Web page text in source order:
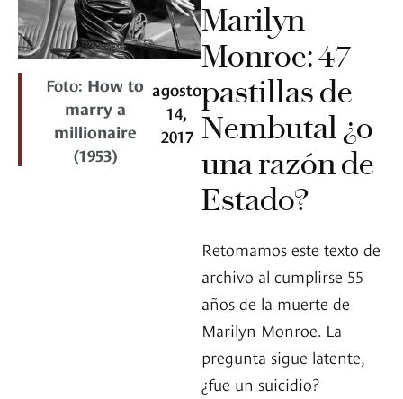
Foto: How to
marry a
millionaire
(1953)
agosto
14,
2017
Marilyn
Monroe: 47
pastillas de
Nembutal ¿o
una razón de
Estado?
Retomamos este texto de
archivo al cumplirse 55
años de la muerte de
Marilyn Monroe. La
pregunta sigue latente,
¿fue un suicidio?